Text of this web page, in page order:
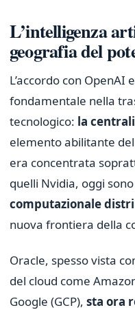
L’intelligenza
geografia del
L’accordo con
fondamentale nella
tecnologico: la
elemento abilitante
era concentrata
quelli Nvidia, oggi
computazionale
nuova frontiera della
Oracle, spesso vista
del cloud come
Google (GCP), sta ora